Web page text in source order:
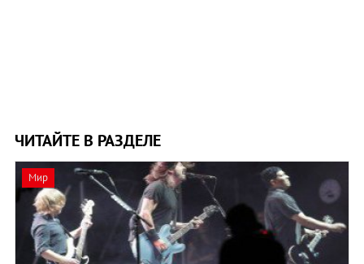
ЧИТАЙТЕ В РАЗДЕЛЕ
Мир